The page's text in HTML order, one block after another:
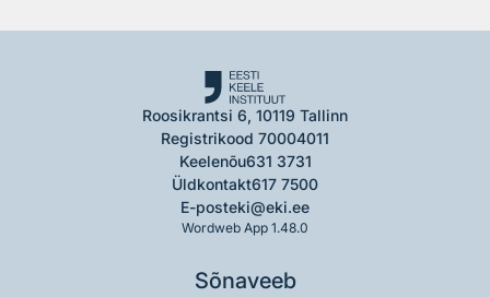
Roosikrantsi 6, 10119 Tallinn
Registrikood 70004011
Keelenõu631 3731
Üldkontakt617 7500
E-posteki@eki.ee
Wordweb App 1.48.0
Sõnaveeb